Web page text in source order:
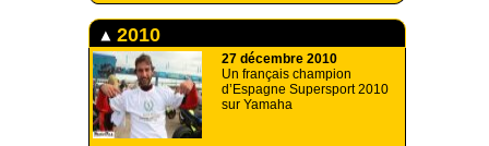
2010
27 décembre 2010
Un français champion
d’Espagne Supersport 2010
sur Yamaha